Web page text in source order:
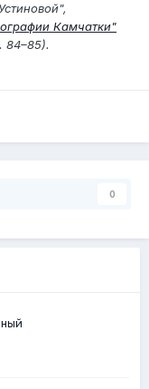
Камчатки"
84–85).
0